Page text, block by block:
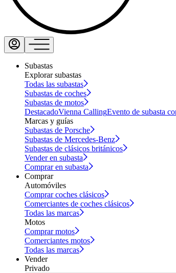
Subastas
Explorar subastas
Todas las subastas
Subastas de coches
Subastas de motos
DestacadoVienna CallingEvento de subasta
Marcas y guías
Subastas de Porsche
Subastas de Mercedes-Benz
Subastas de clásicos británicos
Vender en subasta
Comprar en subasta
Comprar
Automóviles
Comprar coches clásicos
Comerciantes de coches clásicos
Todas las marcas
Motos
Comprar motos
Comerciantes motos
Todas las marcas
Vender
Privado